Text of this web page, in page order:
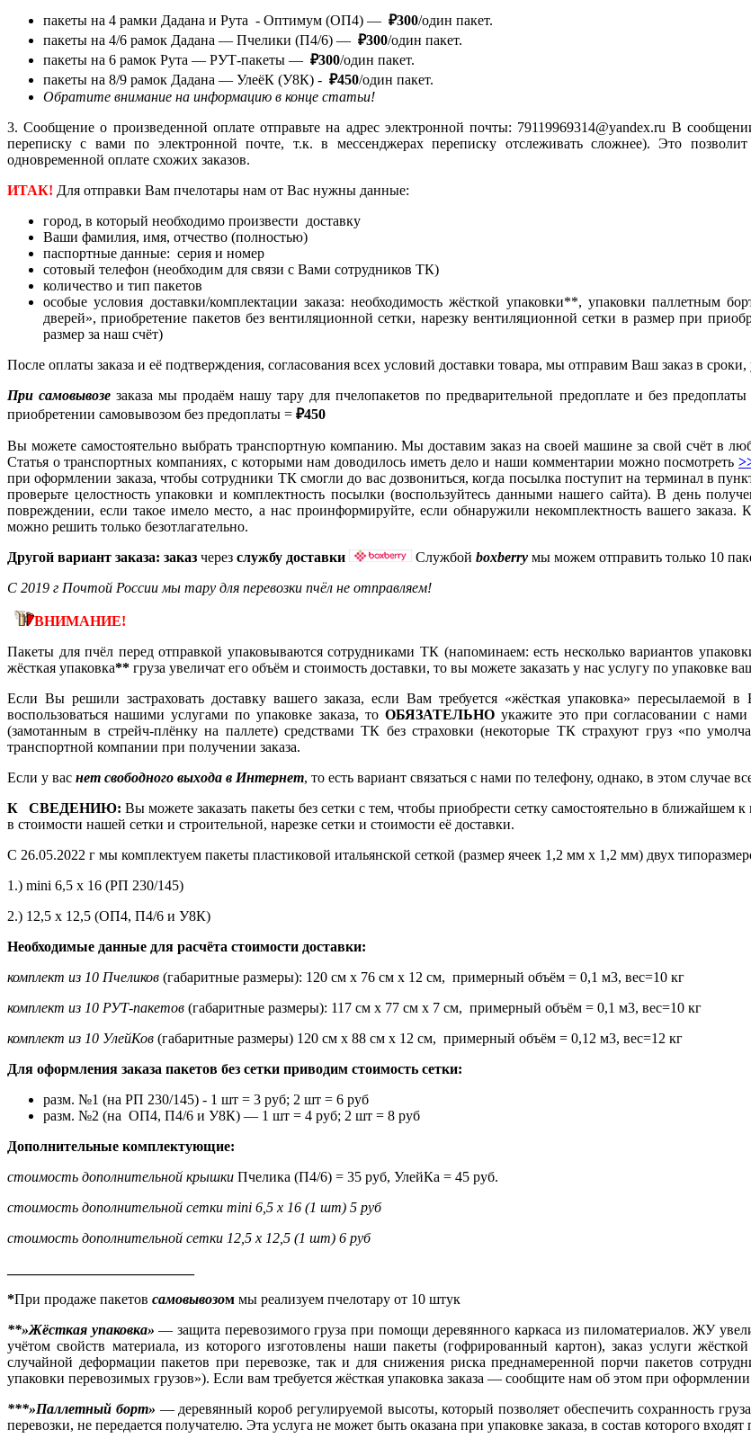
пакеты на 4 рамки Дадана и Рута - Оптимум (ОП4) — ₽300/один пакет.
пакеты на 4/6 рамок Дадана — Пчелики (П4/6) — ₽300/один пакет.
пакеты на 6 рамок Рута — РУТ-пакеты — ₽300/один пакет.
пакеты на 8/9 рамок Дадана — УлеёК (У8К) - ₽450/один пакет.
Обратите внимание на информацию в конце статьи!
3. Сообщение о произведенной оплате отправьте на адрес электронной почты: 79119969314@yandex.ru В
переписку с вами по электронной почте, т.к. в мессенджерах переписку отслеживать сложнее). Это
одновременной оплате схожих заказов.
ИТАК! Для отправки Вам пчелотары нам от Вас нужны данные:
город, в который необходимо произвести доставку
Ваши фамилия, имя, отчество (полностью)
паспортные данные: серия и номер
сотовый телефон (необходим для связи с Вами сотрудников ТК)
количество и тип пакетов
особые условия доставки/комплектации заказа: необходимость жёсткой упаковки**, упаковки паллетным
дверей», приобретение пакетов без вентиляционной сетки, нарезку вентиляционной сетки в размер при
размер за наш счёт)
После оплаты заказа и её подтверждения, согласования всех условий доставки товара, мы отправим Ваш заказ в
При самовывозе заказа мы продаём нашу тару для пчелопакетов по предварительной предоплате и без
приобретении самовывозом без предоплаты = ₽450
Вы можете самостоятельно выбрать транспортную компанию. Мы доставим заказ на своей машине за свой счёт в
Статья о транспортных компаниях, с которыми нам доводилось иметь дело и наши комментарии можно посмотреть
при оформлении заказа, чтобы сотрудники ТК смогли до вас дозвониться, когда посылка поступит на терминал в
проверьте целостность упаковки и комплектность посылки (воспользуйтесь данными нашего сайта). В день
повреждении, если такое имело место, а нас проинформируйте, если обнаружили некомплектность вашего заказа.
можно решить только безотлагательно.
Другой вариант заказа: заказ через службу доставки Службой boxberry мы можем отправить только 10
С 2019 г Почтой России мы тару для перевозки пчёл не отправляем!
ВНИМАНИЕ!
Пакеты для пчёл перед отправкой упаковываются сотрудниками ТК (напоминаем: есть несколько вариантов
жёсткая упаковка** груза увеличат его объём и стоимость доставки, то вы можете заказать у нас услугу по упаковке
Если Вы решили застраховать доставку вашего заказа, если Вам требуется «жёсткая упаковка»
воспользоваться нашими услугами по упаковке заказа, то ОБЯЗАТЕЛЬНОукажите это при согласовании с
(замотанным в стрейч-плёнку на паллете) средствами ТК без страховки (некоторые ТК страхуют груз «по
транспортной компании при получении заказа.
Если у вас нет свободного выхода в Интернет, то есть вариант связаться с нами по телефону, однако, в этом
К СВЕДЕНИЮ:Вы можете заказать пакеты без сетки с тем, чтобы приобрести сетку самостоятельно в
в стоимости нашей сетки и строительной, нарезке сетки и стоимости её доставки.
С 26.05.2022 г мы комплектуем пакеты пластиковой итальянской сеткой (размер ячеек 1,2 мм х 1,2 мм) двух
1.) mini 6,5 х 16 (РП 230/145)
2.) 12,5 х 12,5 (ОП4, П4/6 и У8К)
Необходимые данные для расчёта стоимости доставки:
комплект из 10 Пчеликов (габаритные размеры): 120 см х 76 см х 12 см, примерный объём = 0,1 м3, вес=10 кг
комплект из 10 РУТ-пакетов (габаритные размеры): 117 см х 77 см х 7 см, примерный объём = 0,1 м3, вес=10 кг
комплект из 10 УлейКов (габаритные размеры) 120 см х 88 см х 12 см, примерный объём = 0,12 м3, вес=12 кг
Для оформления заказа пакетов без сетки приводим стоимость сетки:
разм. №1 (на РП 230/145) - 1 шт = 3 руб; 2 шт = 6 руб
разм. №2 (на ОП4, П4/6 и У8К) — 1 шт = 4 руб; 2 шт = 8 руб
Дополнительные комплектующие:
стоимость дополнительной крышки Пчелика (П4/6) = 35 руб, УлейКа = 45 руб.
стоимость дополнительной сетки mini 6,5 х 16 (1 шт) 5 руб
стоимость дополнительной сетки 12,5 х 12,5 (1 шт) 6 руб
*При продаже пакетов самовывозом мы реализуем пчелотару от 10 штук
**»Жёсткая упаковка» — защита перевозимого груза при помощи деревянного каркаса из пиломатериалов. ЖУ
учётом свойств материала, из которого изготовлены наши пакеты (гофрированный картон), заказ услуги
случайной деформации пакетов при перевозке, так и для снижения риска преднамеренной порчи пакетов
упаковки перевозимых грузов»). Если вам требуется жёсткая упаковка заказа — сообщите нам об этом при оформлении
***»Паллетный борт» — деревянный короб регулируемой высоты, который позволяет обеспечить сохранность
перевозки, не передается получателю. Эта услуга не может быть оказана при упаковке заказа, в состав которого